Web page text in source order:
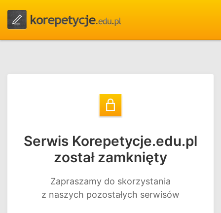
Serwis Korepetycje.edu.pl
został zamknięty
Zapraszamy do skorzystania
z naszych pozostałych serwisów